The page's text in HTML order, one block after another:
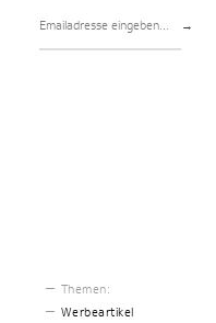
→
Themen:
Werbeartikel